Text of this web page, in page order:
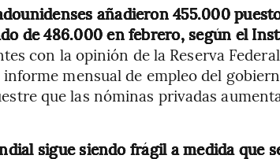
añadieron 455.000
de 486.000 en febrero, según el
con la opinión de la Reserva
mensual de empleo del
que las nóminas privadas
sigue siendo frágil a medida que